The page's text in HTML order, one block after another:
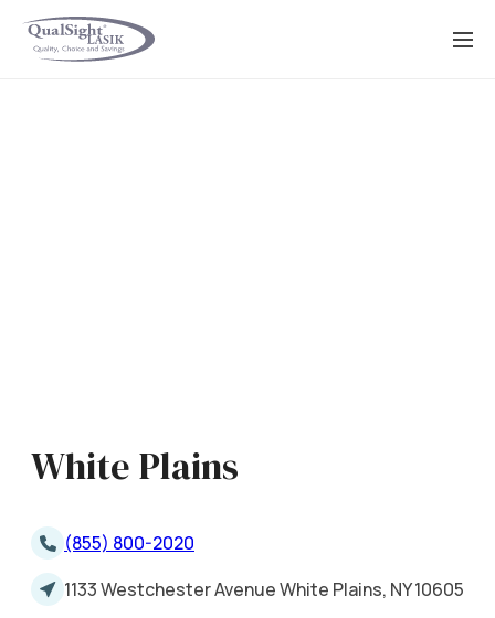
Saltar
White Plains
(855) 800-2020
1133 Westchester Avenue White Plains, NY 10605